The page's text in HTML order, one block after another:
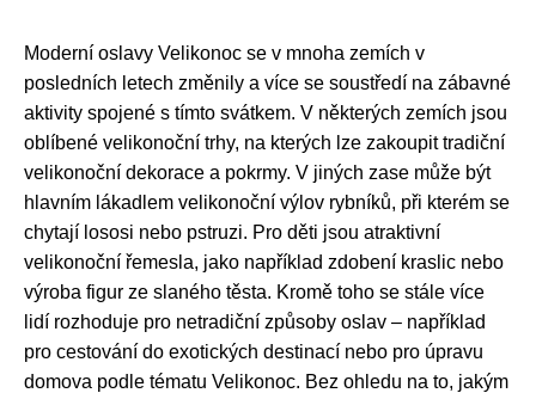
Moderní oslavy Velikonoc se v mnoha zemích v
posledních letech změnily a více se soustředí na zábavné
aktivity spojené s tímto svátkem. V některých zemích jsou
oblíbené velikonoční trhy, na kterých lze zakoupit tradiční
velikonoční dekorace a pokrmy. V jiných zase může být
hlavním lákadlem velikonoční výlov rybníků, při kterém se
chytají lososi nebo pstruzi. Pro děti jsou atraktivní
velikonoční řemesla, jako například zdobení kraslic nebo
výroba figur ze slaného těsta. Kromě toho se stále více
lidí rozhoduje pro netradiční způsoby oslav – například
pro cestování do exotických destinací nebo pro úpravu
domova podle tématu Velikonoc. Bez ohledu na to, jakým